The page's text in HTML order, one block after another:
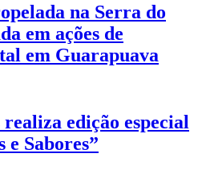
na Serra do
em ações de
em Guarapuava
edição especial
e Sabores”